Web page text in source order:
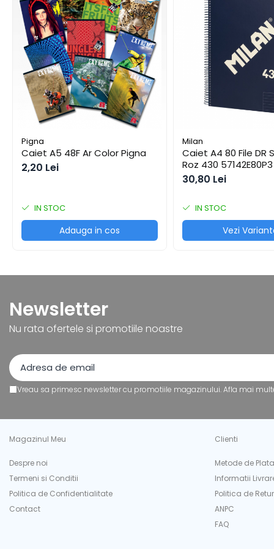
Cuttere
Foarfece
Perforatoare
Hârtie / Produse din hârtie
Agende
Bloc Notes
Carton Color
Cuburi din Hârtie / Notițe Adezive
Etichete Autocolante
Hârtie
Hârtie Color
Notes Adeziv
Plicuri
Registre / Repertoare
Pixuri
Stilouri
Creioane Grafice
Markere / Textmarkere
Rezerve Pixuri / Cerneală
Creioane Mecanice / Mine
Linere
Penițe
Organizare și Arhivare
Bibliorafturi
Pigna
Caiet A5 48F Ar Color Pigna
2,20 Lei
IN STOC
Adauga in cos
Milan
Caiet A4 80 File DR
Roz 430 57142E80P3
30,80 Lei
IN STOC
Vezi
Newsletter
Nu rata ofertele si promotiile noastre
Vreau sa primesc newsletter cu promotiile magazinului. Afla mai
Magazinul Meu
Despre noi
Termeni si Conditii
Politica de Confidentialitate
Contact
Clienti
Metode de Plata
Informatii
Politica de Retur
ANPC
FAQ